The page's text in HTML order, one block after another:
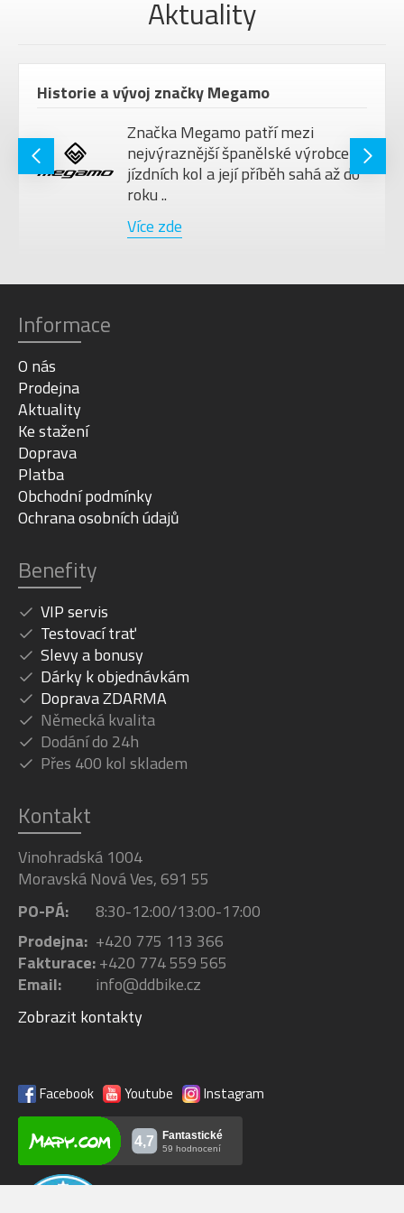
28"
Aktuality
Historie a vývoj značky Megamo
Značka Megamo patří mezi
nejvýraznější španělské výrobce
jízdních kol a její příběh sahá až do
roku ..
Více zde
Informace
O nás
Prodejna
Aktuality
Ke stažení
Doprava
Platba
Obchodní podmínky
Ochrana osobních údajů
Benefity
VIP servis
Testovací trať
Slevy a bonusy
Dárky k objednávkám
Doprava ZDARMA
Německá kvalita
Dodání do 24h
Přes 400 kol skladem
Kontakt
Vinohradská 1004
Moravská Nová Ves, 691 55
PO-PÁ:
8:30-12:00/13:00-17:00
Prodejna: +420 775 113 366
Fakturace:+420 774 559 565
Email:
info@ddbike.cz
Zobrazit kontakty
Facebook Youtube Instagram